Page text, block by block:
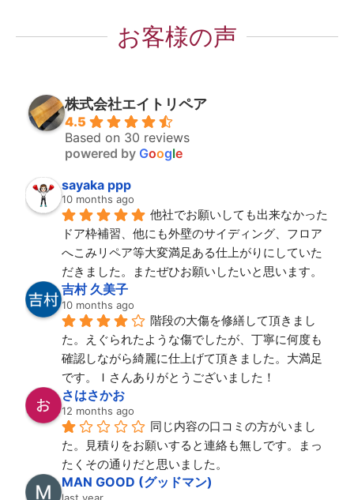
お客様の声
株式会社エイトリペア
4.5
Based on 30 reviews
powered by Google
sayaka ppp
10 months ago
他社でお願いしても出来なかった
ドア枠補習、他にも外壁のサイディング、フロア
へこみリペア等大変満足ある仕上がりにしていた
だきました。またぜひお願いしたいと思います。
吉村 久美子
10 months ago
階段の大傷を修繕して頂きまし
た。えぐられたような傷でしたが、丁寧に何度も
確認しながら綺麗に仕上げて頂きました。大満足
です。Ｉさんありがとうございました！
さはさかお
12 months ago
同じ内容の口コミの方がいまし
た。見積りをお願いすると連絡も無しです。まっ
たくその通りだと思いました。
MAN GOOD (グッドマン)